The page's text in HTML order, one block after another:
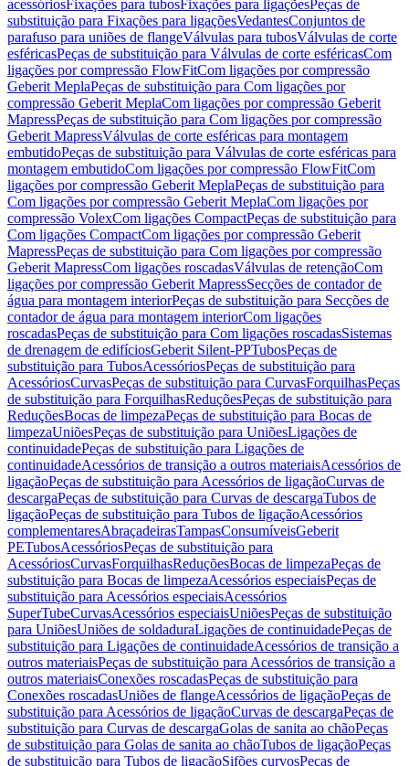
acessóriosFixações para tubosFixações para ligaçõesPeças de
substituição para Fixações para ligaçõesVedantesConjuntos de
parafuso para uniões de flangeVálvulas para tubosVálvulas de corte
esféricasPeças de substituição para Válvulas de corte esféricasCom
ligações por compressão FlowFitCom ligações por compressão
Geberit MeplaPeças de substituição para Com ligações por
compressão Geberit MeplaCom ligações por compressão Geberit
MapressPeças de substituição para Com ligações por compressão
Geberit MapressVálvulas de corte esféricas para montagem
embutidoPeças de substituição para Válvulas de corte esféricas para
montagem embutidoCom ligações por compressão FlowFitCom
ligações por compressão Geberit MeplaPeças de substituição para
Com ligações por compressão Geberit MeplaCom ligações por
compressão VolexCom ligações CompactPeças de substituição para
Com ligações CompactCom ligações por compressão Geberit
MapressPeças de substituição para Com ligações por compressão
Geberit MapressCom ligações roscadasVálvulas de retençãoCom
ligações por compressão Geberit MapressSecções de contador de
água para montagem interiorPeças de substituição para Secções de
contador de água para montagem interiorCom ligações
roscadasPeças de substituição para Com ligações roscadasSistemas
de drenagem de edifíciosGeberit Silent-PPTubosPeças de
substituição para TubosAcessóriosPeças de substituição para
AcessóriosCurvasPeças de substituição para CurvasForquilhasPeças
de substituição para ForquilhasReduçõesPeças de substituição para
ReduçõesBocas de limpezaPeças de substituição para Bocas de
limpezaUniõesPeças de substituição para UniõesLigações de
continuidadePeças de substituição para Ligações de
continuidadeAcessórios de transição a outros materiaisAcessórios de
ligaçãoPeças de substituição para Acessórios de ligaçãoCurvas de
descargaPeças de substituição para Curvas de descargaTubos de
ligaçãoPeças de substituição para Tubos de ligaçãoAcessórios
complementaresAbraçadeirasTampasConsumíveisGeberit
PETubosAcessóriosPeças de substituição para
AcessóriosCurvasForquilhasReduçõesBocas de limpezaPeças de
substituição para Bocas de limpezaAcessórios especiaisPeças de
substituição para Acessórios especiaisAcessórios
SuperTubeCurvasAcessórios especiaisUniõesPeças de substituição
para UniõesUniões de soldaduraLigações de continuidadePeças de
substituição para Ligações de continuidadeAcessórios de transição a
outros materiaisPeças de substituição para Acessórios de transição a
outros materiaisConexões roscadasPeças de substituição para
Conexões roscadasUniões de flangeAcessórios de ligaçãoPeças de
substituição para Acessórios de ligaçãoCurvas de descargaPeças de
substituição para Curvas de descargaGolas de sanita ao chãoPeças
de substituição para Golas de sanita ao chãoTubos de ligaçãoPeças
de substituição para Tubos de ligaçãoSifões curvosPeças de